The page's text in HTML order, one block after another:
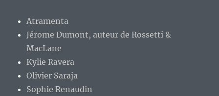
Atramenta
Jérome Dumont, auteur de Rossetti &
MacLane
Kylie Ravera
Olivier Saraja
Sophie Renaudin